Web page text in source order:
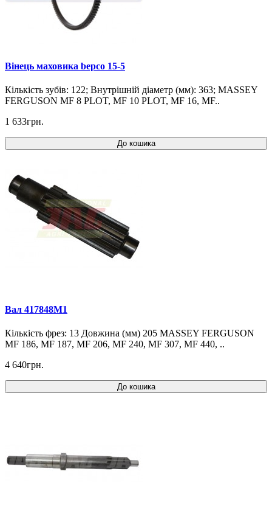
Вінець маховика bepco 15-5
Кількість зубів: 122; Внутрішній діаметр (мм): 363; MASSEY
FERGUSON MF 8 PLOT, MF 10 PLOT, MF 16, MF..
1 633грн.
До кошика
Вал 417848M1
Кількість фрез: 13 Довжина (мм) 205 MASSEY FERGUSON
MF 186, MF 187, MF 206, MF 240, MF 307, MF 440, ..
4 640грн.
До кошика